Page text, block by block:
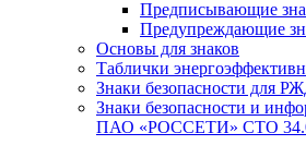
Предписывающие
Предупреждающие
Основы для знаков
Таблички
Знаки безопасности для
Знаки безопасности и
ПАО «РОССЕТИ» СТО